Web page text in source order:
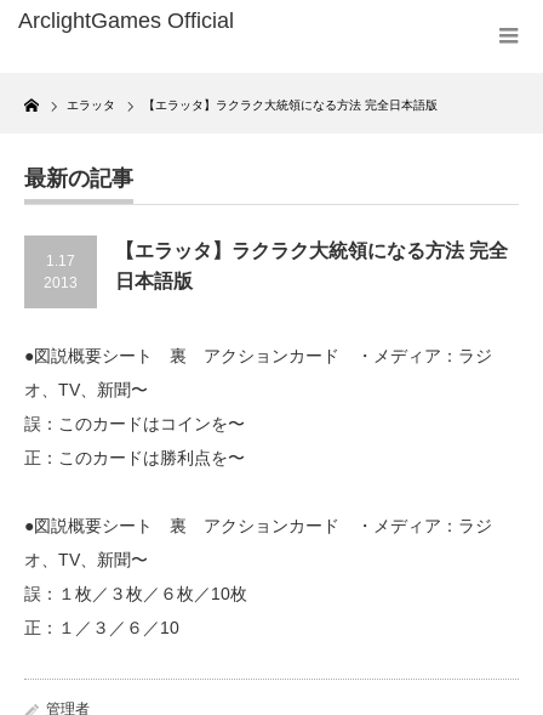
Home
エラッタ 【エラッタ】ラクラク大統領になる方法 完全日本語版
最新の記事
1.17
2013
【エラッタ】ラクラク大統領になる方法 完全
日本語版
●図説概要シート 裏 アクションカード ・メディア：ラジ
オ、TV、新聞〜
誤：このカードはコインを〜
正：このカードは勝利点を〜
●図説概要シート 裏 アクションカード ・メディア：ラジ
オ、TV、新聞〜
誤：１枚／３枚／６枚／10枚
正：１／３／６／10
管理者